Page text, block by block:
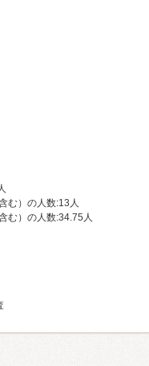
む）の人数:13人
む）の人数:34.75人